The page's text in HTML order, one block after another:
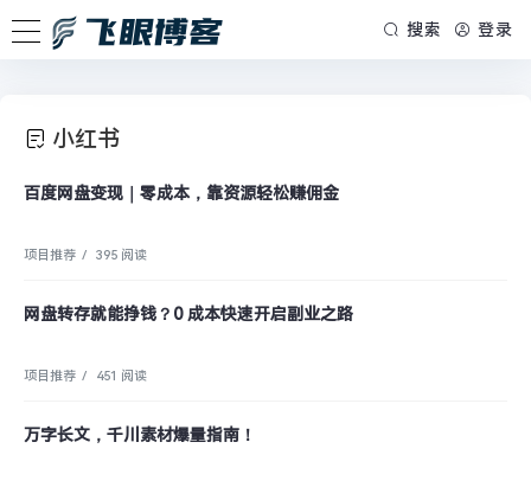
搜索 登录
小红书
百度网盘变现｜零成本，靠资源轻松赚佣金
项目推荐 / 395 阅读
网盘转存就能挣钱？0 成本快速开启副业之路
项目推荐 / 451 阅读
万字长文，千川素材爆量指南！